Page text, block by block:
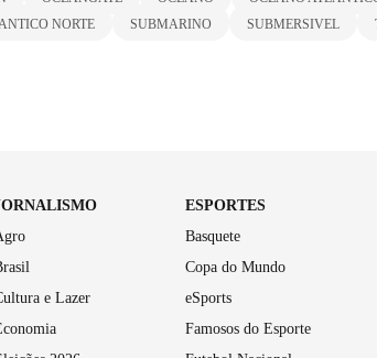
NORTE
SUBMARINO SUBMERSIVEL
e Lazer
ESPORTES
Basquete
Copa do Mundo
eSports
Famosos do Esporte